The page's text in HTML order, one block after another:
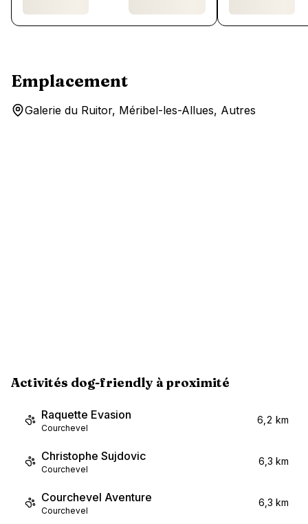
Emplacement
Galerie du Ruitor, Méribel-les-Allues, Autres
Activités dog-friendly à proximité
Raquette Evasion
Courchevel
6,2 km
Christophe Sujdovic
Courchevel
6,3 km
Courchevel Aventure
Courchevel
6,3 km